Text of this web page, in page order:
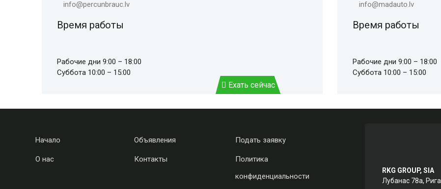
Ехать сейчас
info@percunbrauc.lv
Время работы
Рабочие дни 9:00 – 18:00
Суббота 10:00 – 15:00
info@madauto.lv
Время работы
Рабочие дни 9:00 – 18:00
Суббота 10:00 – 15:00
Начало Объявления Подать заявку
О нас Контакты
Политика
конфиденциальности
RKG GROUP, SIA
Лубанас 78а, Рига